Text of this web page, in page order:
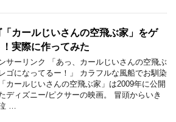
「カールじいさんの空飛ぶ家」をゲ
！実際に作ってみた
サーリンク 「あっ、カールじいさんの空飛ぶ
ゴになってるー！」 カラフルな風船でお馴染
カールじいさんの空飛ぶ家」は2009年に公開
ディズニー/ピクサーの映画。 冒頭からいき
…